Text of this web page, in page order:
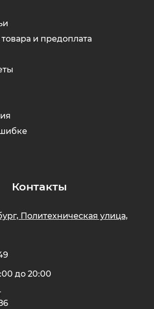
и предоплата
Контакты
Политехническая улица,
до 20:00